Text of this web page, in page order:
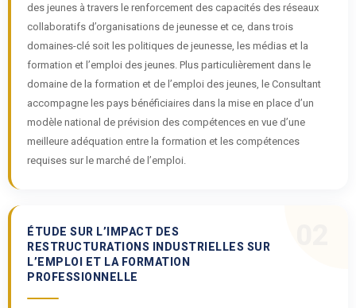
des jeunes à travers le renforcement des capacités des réseaux
collaboratifs d’organisations de jeunesse et ce, dans trois
domaines-clé soit les politiques de jeunesse, les médias et la
formation et l’emploi des jeunes. Plus particulièrement dans le
domaine de la formation et de l’emploi des jeunes, le Consultant
accompagne les pays bénéficiaires dans la mise en place d’un
modèle national de prévision des compétences en vue d’une
meilleure adéquation entre la formation et les compétences
requises sur le marché de l’emploi.
ÉTUDE SUR L’IMPACT DES
RESTRUCTURATIONS INDUSTRIELLES SUR
L’EMPLOI ET LA FORMATION
PROFESSIONNELLE